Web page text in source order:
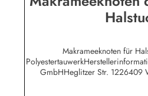
Makrameeknoten für
GmbHHeglitzer Str. 1226409